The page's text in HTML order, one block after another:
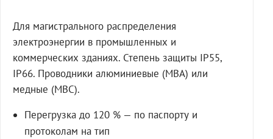
Для магистрального распределения
электроэнергии в промышленных и
коммерческих зданиях. Степень защиты IP55,
IP66. Проводники алюминиевые (МВА) или
медные (МВС).
Перегрузка до 120 % — по паспорту и
протоколам на тип